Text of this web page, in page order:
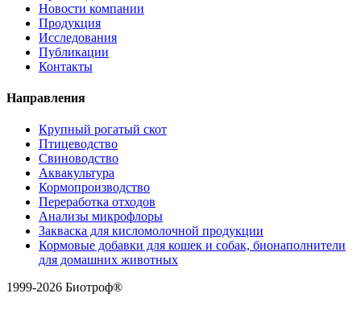
Новости компании
Продукция
Исследования
Публикации
Контакты
Направления
Крупный рогатый скот
Птицеводство
Свиноводство
Аквакультура
Кормопроизводство
Переработка отходов
Анализы микрофлоры
Закваска для кисломолочной продукции
Кормовые добавки для кошек и собак, бионаполнители
для домашних животных
1999-2026 Биотроф®